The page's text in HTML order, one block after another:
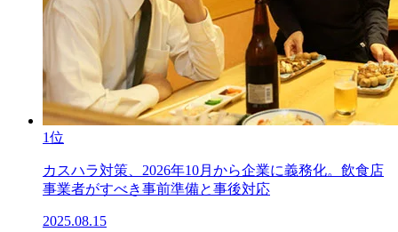
1位
カスハラ対策、2026年10月から企業に義務化。飲食店
事業者がすべき事前準備と事後対応
2025.08.15